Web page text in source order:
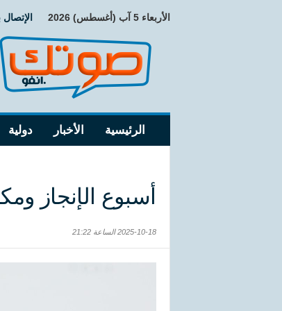
الأربعاء 5 آب (أغسطس) 2026 الإتصال
الرئيسية الأخبار دولية
أسبوع الإنجاز
2025-10-18 الساعة 21:22